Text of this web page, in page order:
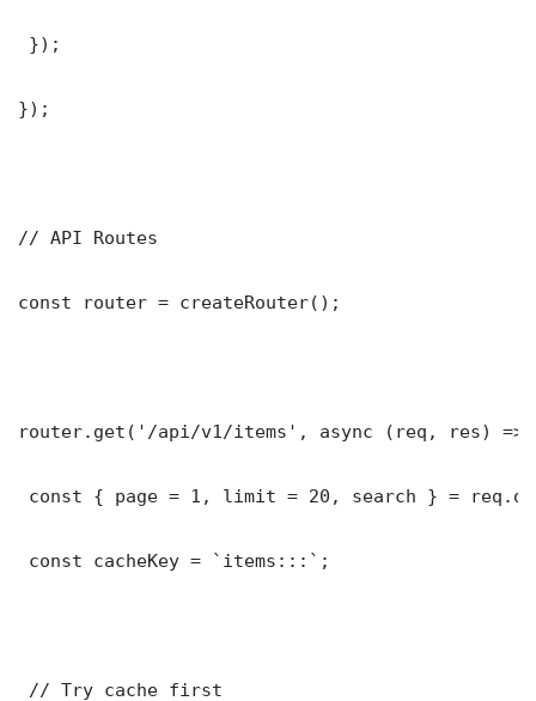
});
});
// API Routes
const router = createRouter();
router.get('/api/v1/items', async (req, res) =>
const { page = 1, limit = 20, search } =
const cacheKey = `items:::`;
// Try cache first